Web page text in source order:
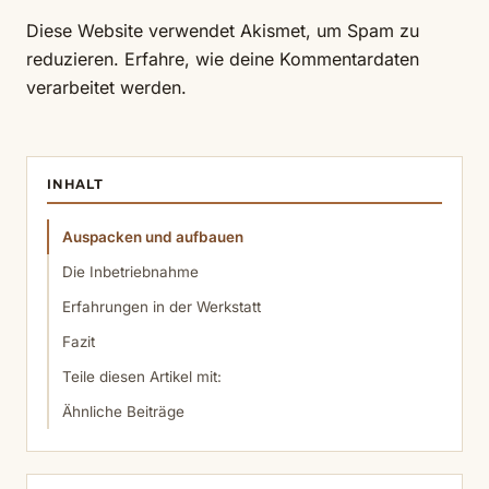
Diese Website verwendet Akismet, um Spam zu
reduzieren. Erfahre, wie deine Kommentardaten
verarbeitet werden.
INHALT
Auspacken und aufbauen
Die Inbetriebnahme
Erfahrungen in der Werkstatt
Fazit
Teile diesen Artikel mit:
Ähnliche Beiträge